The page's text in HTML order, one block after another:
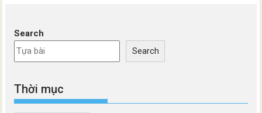
Search
Search
Thời mục